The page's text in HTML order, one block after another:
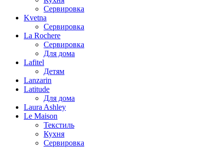
Сервировка
Kvetna
Сервировка
La Rochere
Сервировка
Для дома
Lafitel
Детям
Lanzarin
Latitude
Для дома
Laura Ashley
Le Maison
Текстиль
Кухня
Сервировка